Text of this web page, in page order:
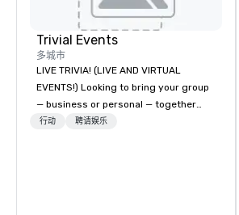
Trivial Events
多城市
LIVE TRIVIA! (LIVE AND VIRTUAL
EVENTS!) Looking to bring your group
— business or personal — together
and have some fun? Or maybe there’s
行动 聘请娱乐